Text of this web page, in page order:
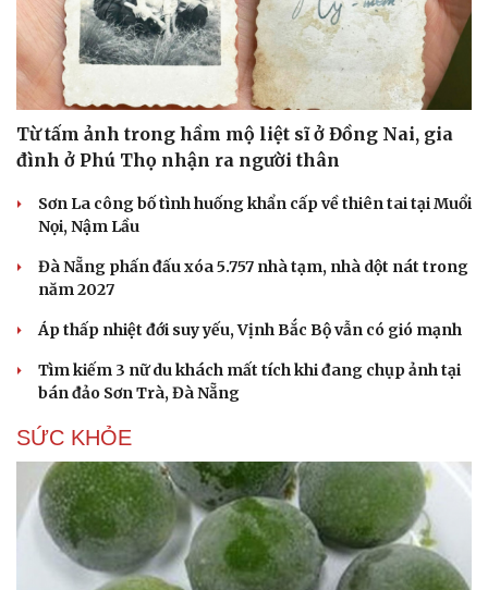
Từ tấm ảnh trong hầm mộ liệt sĩ ở Đồng Nai, gia
đình ở Phú Thọ nhận ra người thân
Sơn La công bố tình huống khẩn cấp về thiên tai tại Muổi
Nọi, Nậm Lầu
Đà Nẵng phấn đấu xóa 5.757 nhà tạm, nhà dột nát trong
năm 2027
Áp thấp nhiệt đới suy yếu, Vịnh Bắc Bộ vẫn có gió mạnh
Tìm kiếm 3 nữ du khách mất tích khi đang chụp ảnh tại
bán đảo Sơn Trà, Đà Nẵng
SỨC KHỎE